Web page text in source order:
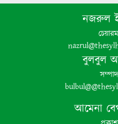
এমপি
দিয়ে
গ্রেপ্তার
দৈনিক
চা-
নজরুল
বুলবুল
আমেনা